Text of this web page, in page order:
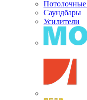
Потолочные
Саундбары
Усилители